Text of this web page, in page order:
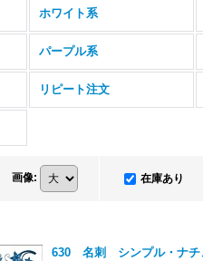
ホワイト系
パープル系
リピート注文
画像: 在庫あり
630 名刺 シンプル・ナチ